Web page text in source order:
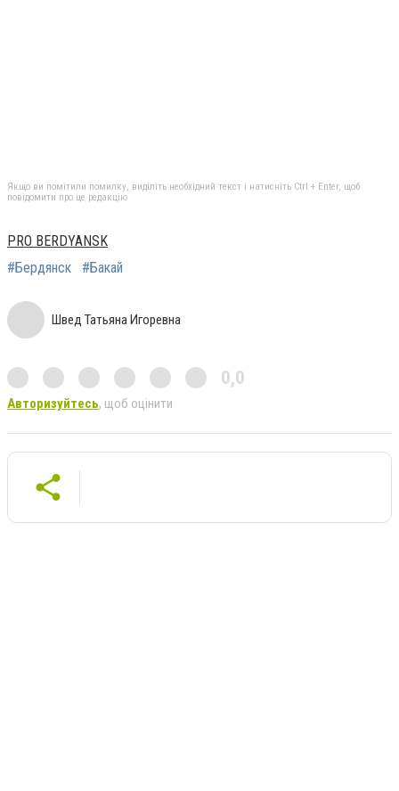
Якщо ви помітили помилку, виділіть необхідний текст і натисніть Ctrl + Enter, щоб
повідомити про це редакцію
PRO BERDYANSK
#Бердянск
#Бакай
Швед Татьяна Игоревна
0,0
Авторизуйтесь, щоб оцінити